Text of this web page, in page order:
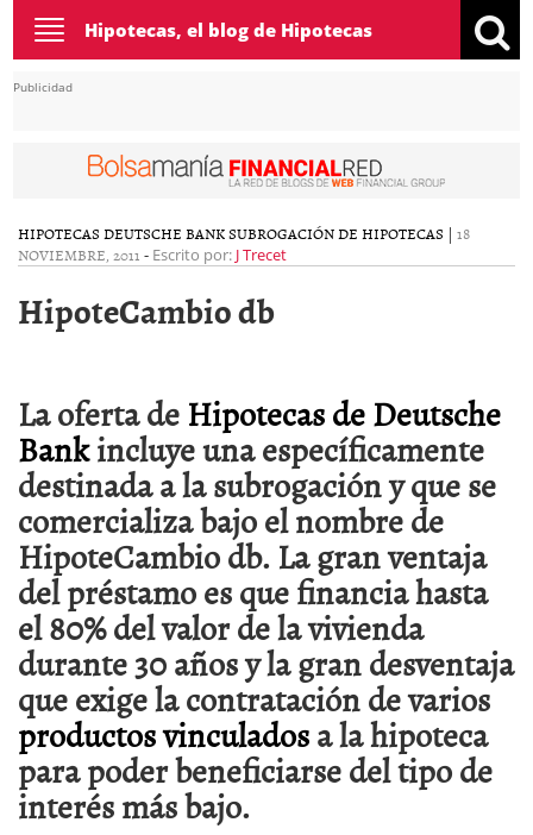
Toggle
navigation
Hipotecas, el blog de Hipotecas
Publicidad
HIPOTECAS DEUTSCHE BANKSUBROGACIÓN DE HIPOTECAS | 18
NOVIEMBRE, 2011 - Escrito por: J Trecet
HipoteCambio db
La oferta deHipotecas de Deutsche
Bankincluye una específicamente
destinada a la subrogación y que se
comercializa bajo el nombre de
HipoteCambio db. La gran ventaja
del préstamo es que financia hasta
el 80% del valor de la vivienda
durante 30 años y la gran desventaja
que exige la contratación de varios
productos vinculadosa la hipoteca
para poder beneficiarse del tipo de
interés más bajo.